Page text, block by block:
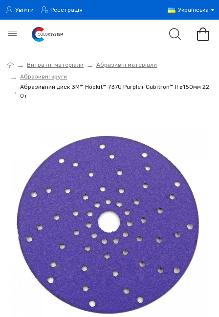
Увійти Реєстрація Українська
Витратні матеріали
Абразивні матеріали
Абразивні круги
Абразивний диск 3M™ Hookit™ 737U Purple+ Cubitron™ II ø150мм 22
0+